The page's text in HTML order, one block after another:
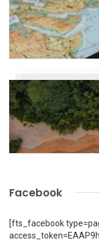
Facebook
[fts_facebook